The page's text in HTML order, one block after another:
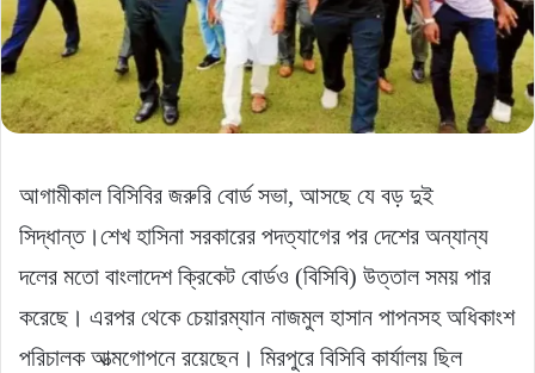
আগামীকাল বিসিবির জরুরি বোর্ড সভা, আসছে যে বড় দুই
সিদ্ধান্ত।শেখ হাসিনা সরকারের পদত্যাগের পর দেশের অন্যান্য
দলের মতো বাংলাদেশ ক্রিকেট বোর্ডও (বিসিবি) উত্তাল সময় পার
করেছে। এরপর থেকে চেয়ারম্যান নাজমুল হাসান পাপনসহ অধিকাংশ
পরিচালক আত্মগোপনে রয়েছেন। মিরপুরে বিসিবি কার্যালয় ছিল